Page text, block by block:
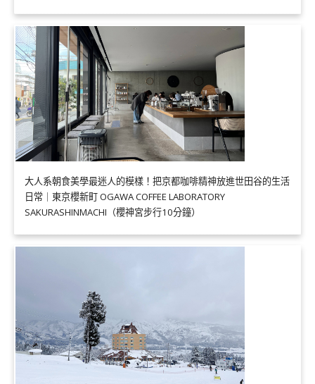
大人系朝食美學最迷人的模樣！把京都咖啡精神放進世田谷的生活
日常｜東京櫻新町 OGAWA COFFEE LABORATORY
SAKURASHINMACHI（櫻神宮步行10分鐘）